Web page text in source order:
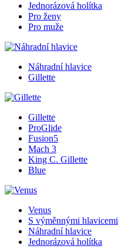
Jednorázová holítka
Pro ženy
Pro muže
Náhradní hlavice
Gillette
Gillette
ProGlide
Fusion5
Mach 3
King C. Gillette
Blue
Venus
S výměnnými hlavicemi
Náhradní hlavice
Jednorázová holítka